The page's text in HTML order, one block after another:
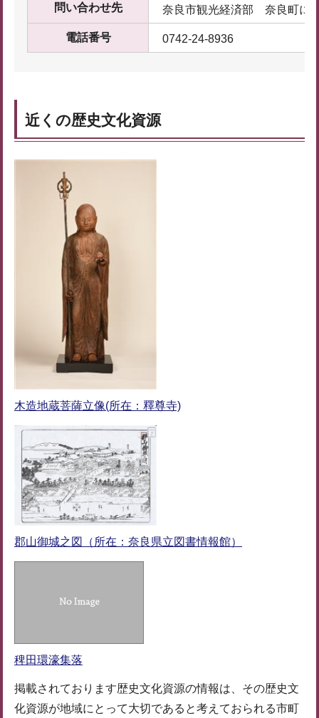
問い合わせ先 奈良市観光経済部 奈良町に
電話番号 0742-24-8936
近くの歴史文化資源
木造地蔵菩薩立像(所在：釋尊寺)
郡山御城之図（所在：奈良県立図書情報館）
稗田環濠集落
掲載されております歴史文化資源の情報は、その歴史文
化資源が地域にとって大切であると考えておられる市町